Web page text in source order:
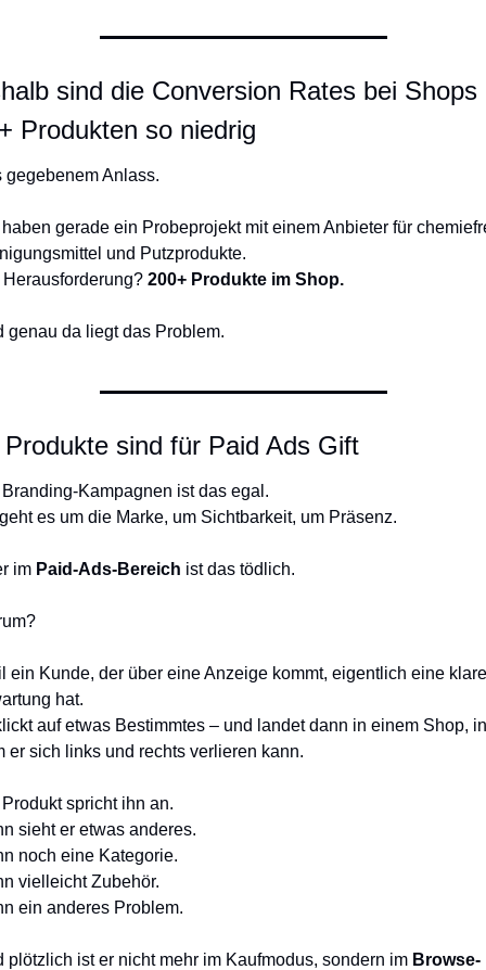
sind die Conversion Rates bei Shops
Produkten so niedrig
gegebenem Anlass.
gerade ein Probeprojekt mit einem Anbieter für
und Putzprodukte.
200+ Produkte im Shop.
genau da liegt das Problem.
sind für Paid Ads Gift
Kampagnen ist das egal.
es um die Marke, um Sichtbarkeit, um Präsenz.
im Paid-Ads-Bereich ist das tödlich.
ein Kunde, der über eine Anzeige kommt, eigentlich eine klare
hat.
auf etwas Bestimmtes – und landet dann in einem Shop, in
er sich links und rechts verlieren kann.
spricht ihn an.
sieht er etwas anderes.
noch eine Kategorie.
vielleicht Zubehör.
ein anderes Problem.
plötzlich ist er nicht mehr im Kaufmodus, sondern im Browse-